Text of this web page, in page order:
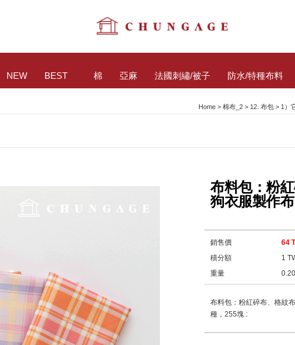
NEW BEST 棉 亞麻 法國刺繡/被子 防水/特種布料
Home > 棉布_2 > 12. 布包 > 1）
布料包：粉
狗衣服製作
銷售價
64
積分額
1
重量
布料包：粉紅碎布、格紋
種，255塊 :